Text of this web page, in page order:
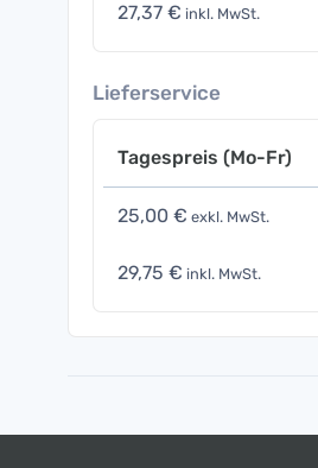
27,37 € inkl. MwSt.
Lieferservice
Tagespreis (Mo-Fr)
25,00 € exkl. MwSt.
29,75 € inkl. MwSt.